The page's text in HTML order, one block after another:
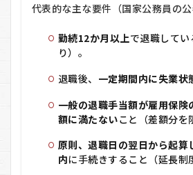
3.1
「失
業者
職手
を受
けた
務員
（正
規
代表的な主な要件（国家公務員の公
勤続12か月以上で退職して
り）。
退職後、 一定期間内に失業状
一般の退職手当額が雇用保険
額に満たないこと（差額分を
原則、退職日の翌日から起算
内に手続きすること（延長制